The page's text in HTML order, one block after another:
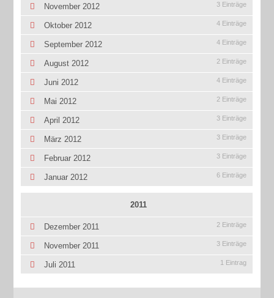
November 2012 3 Einträge
Oktober 2012 4 Einträge
September 2012 4 Einträge
August 2012 2 Einträge
Juni 2012 4 Einträge
Mai 2012 2 Einträge
April 2012 3 Einträge
März 2012 3 Einträge
Februar 2012 3 Einträge
Januar 2012 6 Einträge
2011
Dezember 2011 2 Einträge
November 2011 3 Einträge
Juli 2011 1 Eintrag